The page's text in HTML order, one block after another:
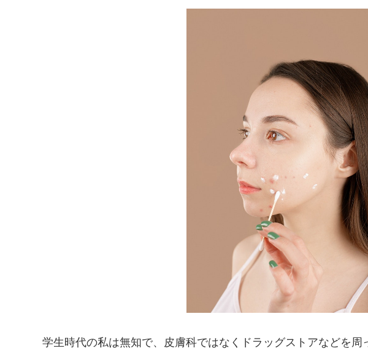
学生時代の私は無知で、皮膚科ではなくドラッグストアなどを